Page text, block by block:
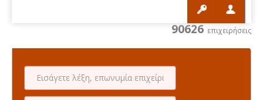
90626 επιχειρήσεις